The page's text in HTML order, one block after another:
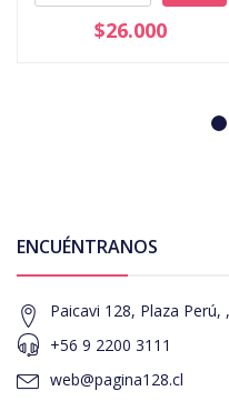
$26.000
ENCUÉNTRANOS
Paicavi 128, Plaza
+56 9 2200 3111
web@pagina128.cl